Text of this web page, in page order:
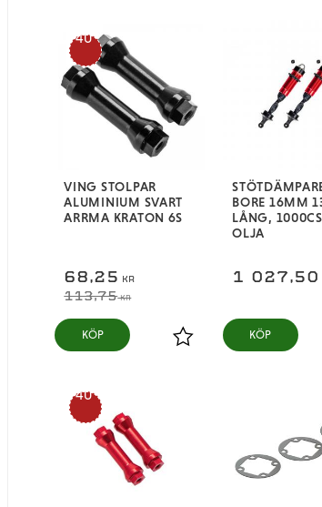
VING STOLPAR
ALUMINIUM SVART
ARRMA KRATON 6S
68,25 KR
113,75KR
40
%
Lägg till i favoriter
KÖP
BORE 16MM
LÅNG,
OLJA
1 027,50
KÖP
40
%